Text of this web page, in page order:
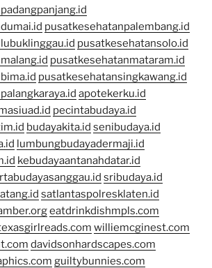
pusatkesehatanpalembang.id
pusatkesehatansolo.id
pusatkesehatanmataram.id
pusatkesehatansingkawang.id
apotekerku.id
pecintabudaya.id
budayakita.id senibudaya.id
lumbungbudayadermaji.id
kebudayaantanahdatar.id
sribudaya.id
satlantaspolresklaten.id
eatdrinkdishmpls.com
williemcginest.com
davidsonhardscapes.com
guiltybunnies.com